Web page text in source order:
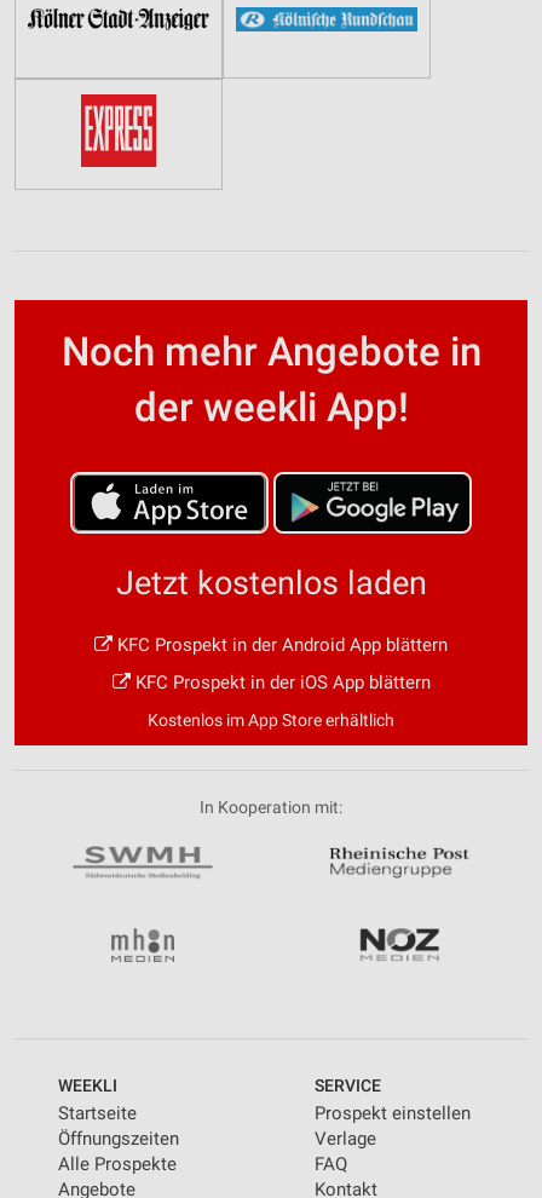
Noch mehr Angebote in
der weekli App!
Jetzt kostenlos laden
KFC Prospekt in der Android App blättern
KFC Prospekt in der iOS App blättern
Kostenlos im App Store erhältlich
In Kooperation mit:
WEEKLI
Startseite
Öffnungszeiten
Alle Prospekte
Angebote
SERVICE
Prospekt einstellen
Verlage
FAQ
Kontakt